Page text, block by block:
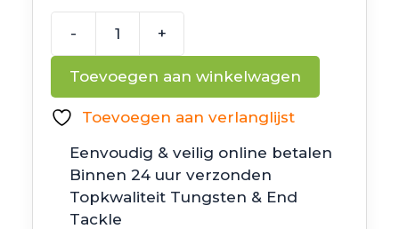
-
Mini
Worm27
aantal
+
Toevoegen aan winkelwagen
Toevoegen aan verlanglijst
Eenvoudig & veilig online betalen
Binnen 24 uur verzonden
Topkwaliteit Tungsten & End
Tackle